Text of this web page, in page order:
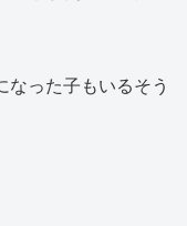
った子もいるそう